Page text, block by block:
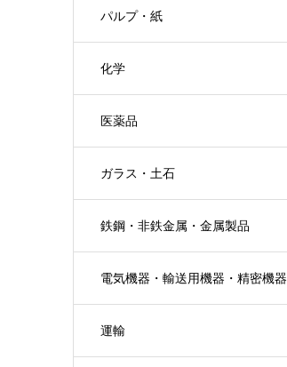
パルプ・紙
化学
医薬品
ガラス・土石
鉄鋼・非鉄金属・金属製品
電気機器・輸送用機器・精密機器
運輸